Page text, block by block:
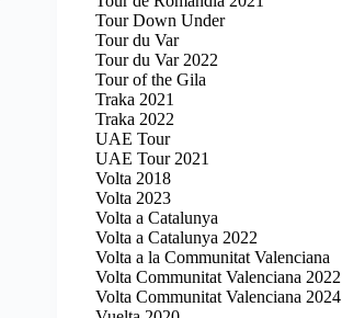
Tour Down Under
Tour du Var
Tour du Var 2022
Tour of the Gila
Traka 2021
Traka 2022
UAE Tour
UAE Tour 2021
Volta 2018
Volta 2023
Volta a Catalunya
Volta a Catalunya 2022
Volta a la Communitat Valenciana
Volta Communitat Valenciana 2022
Volta Communitat Valenciana 2024